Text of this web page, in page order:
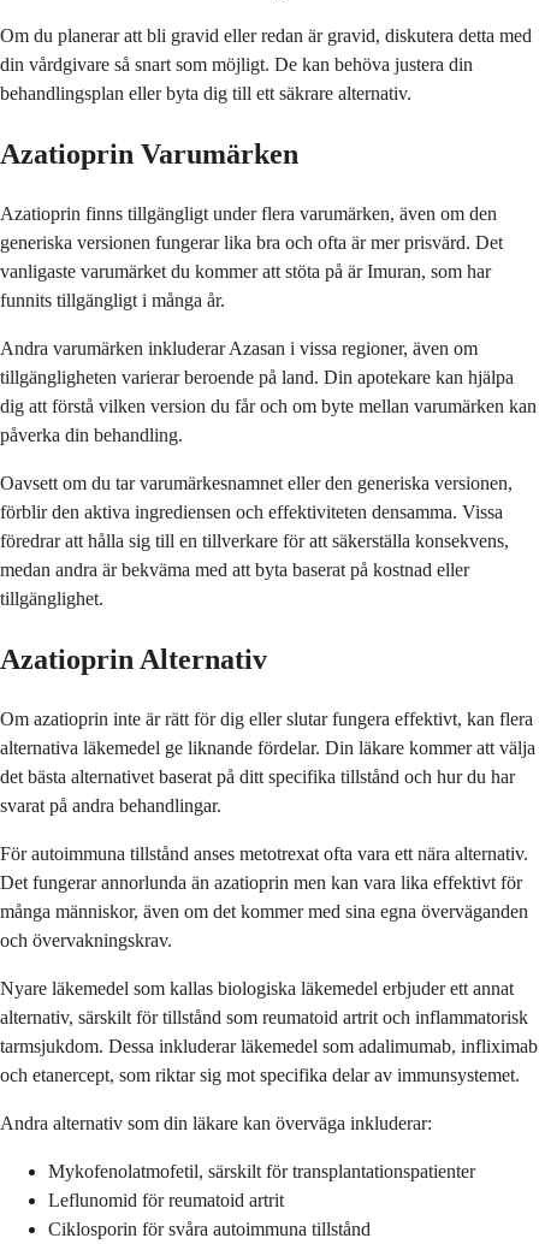
Om du planerar att bli gravid eller redan är gravid, diskutera detta med
din vårdgivare så snart som möjligt. De kan behöva justera din
behandlingsplan eller byta dig till ett säkrare alternativ.
Azatioprin Varumärken
Azatioprin finns tillgängligt under flera varumärken, även om den
generiska versionen fungerar lika bra och ofta är mer prisvärd. Det
vanligaste varumärket du kommer att stöta på är Imuran, som har
funnits tillgängligt i många år.
Andra varumärken inkluderar Azasan i vissa regioner, även om
tillgängligheten varierar beroende på land. Din apotekare kan hjälpa
dig att förstå vilken version du får och om byte mellan varumärken kan
påverka din behandling.
Oavsett om du tar varumärkesnamnet eller den generiska versionen,
förblir den aktiva ingrediensen och effektiviteten densamma. Vissa
föredrar att hålla sig till en tillverkare för att säkerställa konsekvens,
medan andra är bekväma med att byta baserat på kostnad eller
tillgänglighet.
Azatioprin Alternativ
Om azatioprin inte är rätt för dig eller slutar fungera effektivt, kan flera
alternativa läkemedel ge liknande fördelar. Din läkare kommer att välja
det bästa alternativet baserat på ditt specifika tillstånd och hur du har
svarat på andra behandlingar.
För autoimmuna tillstånd anses metotrexat ofta vara ett nära alternativ.
Det fungerar annorlunda än azatioprin men kan vara lika effektivt för
många människor, även om det kommer med sina egna överväganden
och övervakningskrav.
Nyare läkemedel som kallas biologiska läkemedel erbjuder ett annat
alternativ, särskilt för tillstånd som reumatoid artrit och inflammatorisk
tarmsjukdom. Dessa inkluderar läkemedel som adalimumab, infliximab
och etanercept, som riktar sig mot specifika delar av immunsystemet.
Andra alternativ som din läkare kan överväga inkluderar:
Mykofenolatmofetil, särskilt för transplantationspatienter
Leflunomid för reumatoid artrit
Ciklosporin för svåra autoimmuna tillstånd